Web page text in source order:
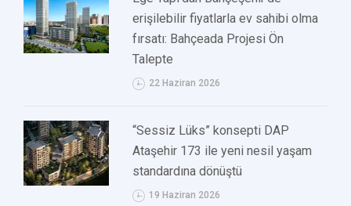
erişilebilir fiyatlarla ev sahibi olma
fırsatı: Bahçeada Projesi Ön
Talepte
22 Haziran 2026
“Sessiz Lüks” konsepti DAP
Ataşehir 173 ile yeni nesil yaşam
standardına dönüştü
19 Haziran 2026